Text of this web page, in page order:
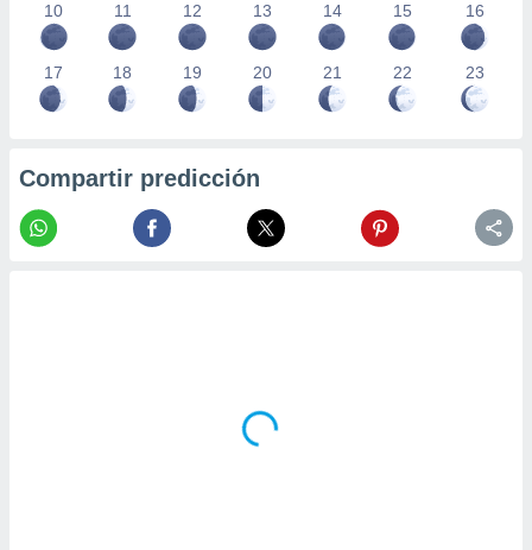
10
11 12 13 14 15 16
17 18 19 20 21 22 23
Compartir predicción